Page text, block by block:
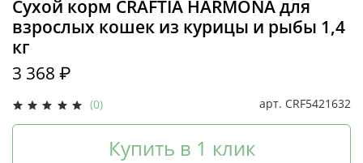
(0) арт. CRF5421632
Сухой корм CRAFTIA HARMONA для
взрослых кошек из курицы и рыбы 1,4
кг
3 368 ₽
Купить в 1 клик